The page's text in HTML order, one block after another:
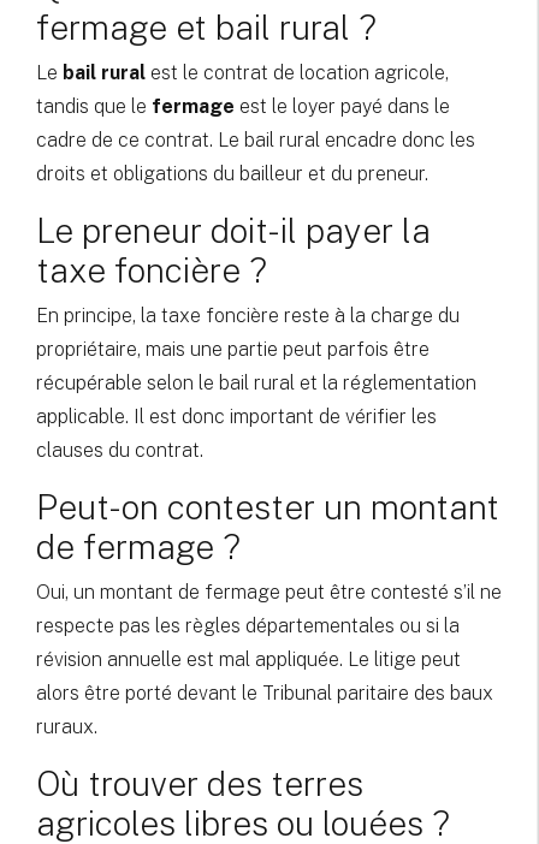
fermage et bail rural ?
Le bail rural est le contrat de location agricole,
tandis que le fermage est le loyer payé dans le
cadre de ce contrat. Le bail rural encadre donc les
droits et obligations du bailleur et du preneur.
Le preneur doit-il payer la
taxe foncière ?
En principe, la taxe foncière reste à la charge du
propriétaire, mais une partie peut parfois être
récupérable selon le bail rural et la réglementation
applicable. Il est donc important de vérifier les
clauses du contrat.
Peut-on contester un montant
de fermage ?
Oui, un montant de fermage peut être contesté s’il ne
respecte pas les règles départementales ou si la
révision annuelle est mal appliquée. Le litige peut
alors être porté devant le Tribunal paritaire des baux
ruraux.
Où trouver des terres
agricoles libres ou louées ?